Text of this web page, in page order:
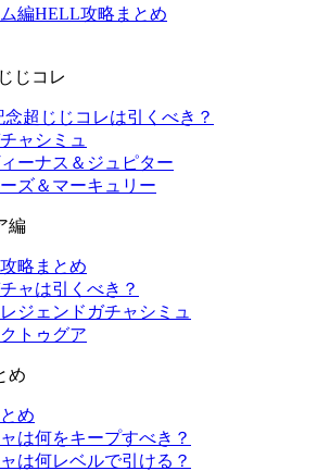
編HELL攻略まとめ
じコレ
念超じじコレは引くべき？
ャシミュ
ーナス＆ジュピター
ズ＆マーキュリー
編
略まとめ
ャは引くべき？
ジェンドガチャシミュ
トゥグア
め
め
は何をキープすべき？
は何レベルで引ける？